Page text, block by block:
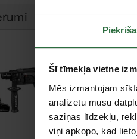
Šī tīmekļa vietne
Mēs izmantojam
analizētu mūsu
saziņas līdzekļu,
viņi apkopo, kad
Akcija!